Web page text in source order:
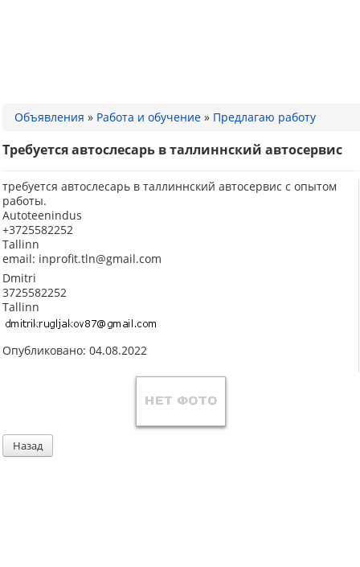
Объявления » Работа и обучение » Предлагаю работу
Требуется автослесарь в таллиннский автосервис
требуется автослесарь в таллиннский автосервис с опытом
работы.
Autoteenindus
+3725582252
Tallinn
email: inprofit.tln@gmail.com
Dmitri
3725582252
Tallinn
Опубликовано: 04.08.2022
Назад